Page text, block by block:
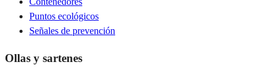
Puntos ecológicos
Señales de prevención
Ollas y sartenes